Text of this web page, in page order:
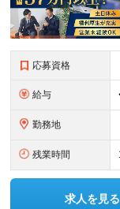
応募資格
給与
勤務地
残業時間
求人を見る